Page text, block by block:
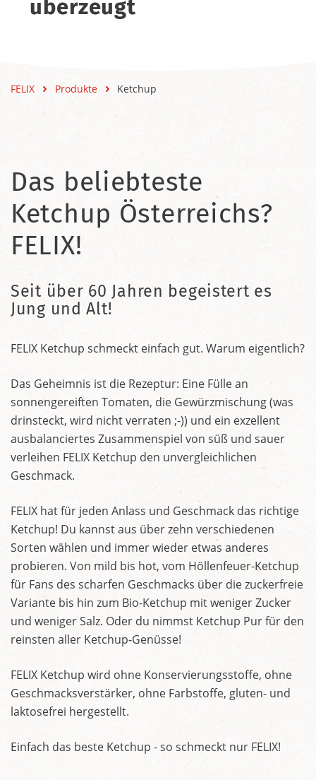
überzeugt
FELIX Produkte Ketchup
Das beliebteste
Ketchup Österreichs?
FELIX!
Seit über 60 Jahren begeistert es
Jung und Alt!
FELIX Ketchup schmeckt einfach gut. Warum eigentlich?
Das Geheimnis ist die Rezeptur: Eine Fülle an
sonnengereiften Tomaten, die Gewürzmischung (was
drinsteckt, wird nicht verraten ;-)) und ein exzellent
ausbalanciertes Zusammenspiel von süß und sauer
verleihen FELIX Ketchup den unvergleichlichen
Geschmack.
FELIX hat für jeden Anlass und Geschmack das richtige
Ketchup! Du kannst aus über zehn verschiedenen
Sorten wählen und immer wieder etwas anderes
probieren. Von mild bis hot, vom Höllenfeuer-Ketchup
für Fans des scharfen Geschmacks über die zuckerfreie
Variante bis hin zum Bio-Ketchup mit weniger Zucker
und weniger Salz. Oder du nimmst Ketchup Pur für den
reinsten aller Ketchup-Genüsse!
FELIX Ketchup wird ohne Konservierungsstoffe, ohne
Geschmacksverstärker, ohne Farbstoffe, gluten- und
laktosefrei hergestellt.
Einfach das beste Ketchup - so schmeckt nur FELIX!